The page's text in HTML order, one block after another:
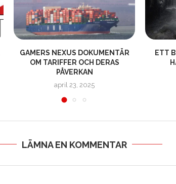
GAMERS NEXUS DOKUMENTÄR
OM TARIFFER OCH DERAS
PÅVERKAN
april 23, 2025
ETT
LÄMNA EN KOMMENTAR